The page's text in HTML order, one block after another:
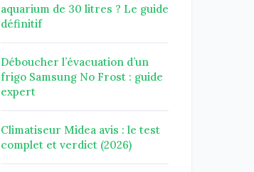
aquarium de 30 litres ? Le guide
définitif
Déboucher l’évacuation d’un
frigo Samsung No Frost : guide
expert
Climatiseur Midea avis : le test
complet et verdict (2026)